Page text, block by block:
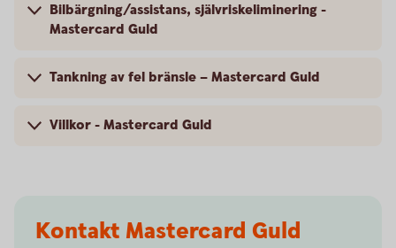
Bilbärgning/assistans, självriskeliminering -
Mastercard Guld
Tankning av fel bränsle – Mastercard Guld
Villkor - Mastercard Guld
Kontakt Mastercard Guld